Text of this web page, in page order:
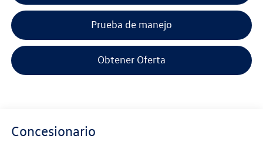
Prueba de manejo
Obtener Oferta
Concesionario